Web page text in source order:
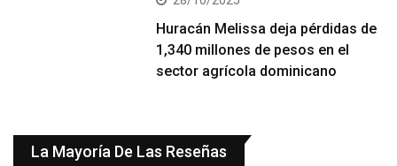
Huracán Melissa deja pérdidas de
1,340 millones de pesos en el
sector agrícola dominicano
La Mayoría De Las Reseñas